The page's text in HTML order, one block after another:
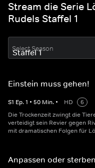
Stream die Serie
Rudels Staffel 1
Select Season
Einstein muss gehen!
S1 Ep.1 • 50 Min. • HD
6
Die Trockenzeit zwingt die
verteidigt sein Revier gegen
mit dramatischen Folgen für
Anpassen oder sterben